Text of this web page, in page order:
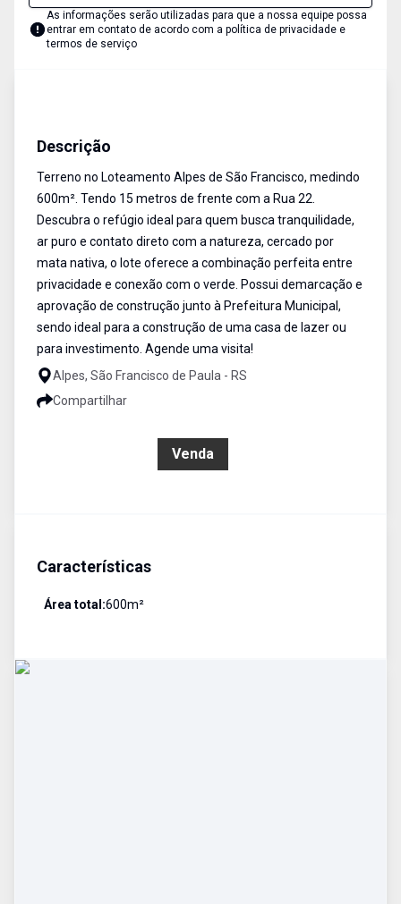
As informações serão utilizadas para que a nossa equipe possa
entrar em contato de acordo com a política de privacidade e
termos de serviço
Descrição
Terreno no Loteamento Alpes de São Francisco, medindo
600m². Tendo 15 metros de frente com a Rua 22.
Descubra o refúgio ideal para quem busca tranquilidade,
ar puro e contato direto com a natureza, cercado por
mata nativa, o lote oferece a combinação perfeita entre
privacidade e conexão com o verde. Possui demarcação e
aprovação de construção junto à Prefeitura Municipal,
sendo ideal para a construção de uma casa de lazer ou
para investimento. Agende uma visita!
Alpes, São Francisco de Paula - RS
Compartilhar
Venda
Características
Área total:600m²